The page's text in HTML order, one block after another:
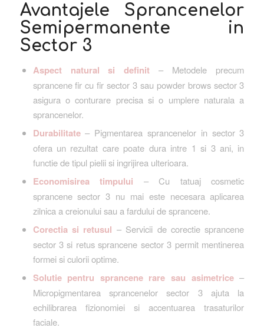
Avantajele Sprancenelor
Semipermanente in
Sector 3
Aspect natural si definit – Metodele precum
sprancene fir cu fir sector 3 sau powder brows sector 3
asigura o conturare precisa si o umplere naturala a
sprancenelor.
Durabilitate– Pigmentarea sprancenelor in sector 3
ofera un rezultat care poate dura intre 1 si 3 ani, in
functie de tipul pielii si ingrijirea ulterioara.
Economisirea timpului – Cu tatuaj cosmetic
sprancene sector 3 nu mai este necesara aplicarea
zilnica a creionului sau a fardului de sprancene.
Corectia si retusul – Servicii de corectie sprancene
sector 3 si retus sprancene sector 3 permit mentinerea
formei si culorii optime.
Solutie pentru sprancene rare sau asimetrice–
Micropigmentarea sprancenelor sector 3 ajuta la
echilibrarea fizionomiei si accentuarea trasaturilor
faciale.